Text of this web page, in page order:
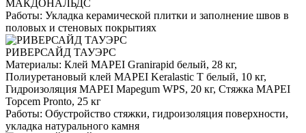
МАКДОНАЛЬДС
Работы: Укладка керамической плитки и заполнение швов в
половых и стеновых покрытиях
РИВЕРСАЙД ТАУЭРС
Материалы: Клей MAPEI Granirapid белый, 28 кг,
Полиуретановый клей MAPEI Keralastic T белый, 10 кг,
Гидроизоляция MAPEI Mapegum WPS, 20 кг, Стяжка MAPEI
Topcem Pronto, 25 кг
Работы: Обустройство стяжки, гидроизоляция поверхности,
укладка натурального камня